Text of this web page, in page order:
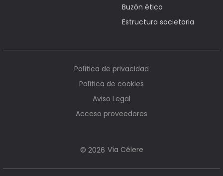
Buzón ético
Estructura societaria
© 2026 Vía Célere
Política de privacidad
Política de cookies
Aviso Legal
Acceso proveedores